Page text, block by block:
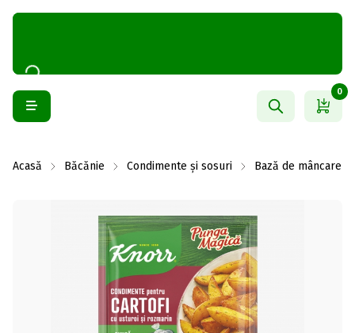
0
Acasă Băcănie Condimente și sosuri Bază de mâncare